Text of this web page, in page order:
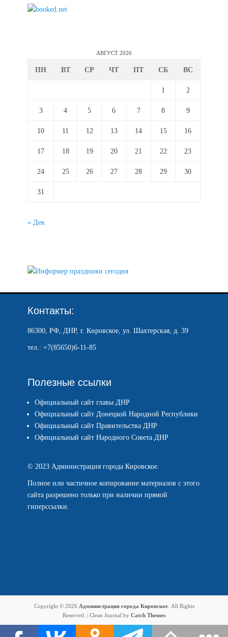
АВГУСТ 2026
ПН ВТ СР ЧТ ПТ СБ ВС
1 2
3 4 5 6 7 8 9
10 11 12 13 14 15 16
17 18 19 20 21 22 23
24 25 26 27 28 29 30
31
« Дек
Контакты:
86300, РФ, ДНР, г. Кировское, ул. Шахтерская, д. 39
тел.: +7(85650)6-11-85
Полезные ссылки
Официальный сайт главы ДНР
Официальный сайт Донецкой Народной Республики
Официальный сайт Правительства ДНР
Официальный сайт Народного Совета ДНР
© 2023 Администрация города Кировское.
Полное или частичное копирование материалов с этого
сайта разрешено только при наличии прямой
гиперссылки.
Copyright © 2026 Администрация города Кировское. All Rights
Reserved. | Clean Journal by Catch Themes